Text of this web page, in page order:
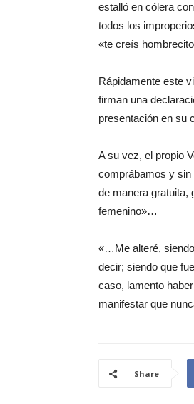
estalló en cólera
todos los
«te creís
Rápidamente este
firman una
presentación en su
A su vez, el propio
comprábamos y sin
de manera gratuita,
femenino»…
«…Me alteré,
decir; siendo que
caso, lamento
manifestar que
Share